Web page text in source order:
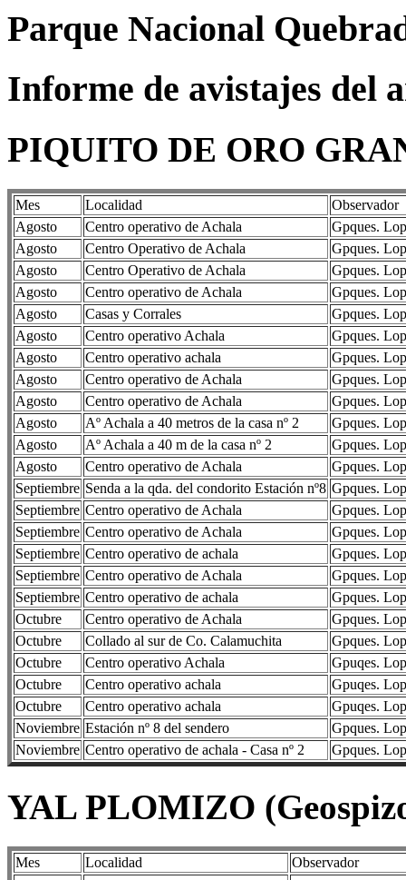
Parque Nacional
Informe de avistajes del
PIQUITO DE ORO
Mes Localidad
Observador
Agosto
Centro operativo de Achala
Gpques.
Agosto
Centro Operativo de Achala
Gpques.
Agosto
Centro Operativo de Achala
Gpques.
Agosto
Centro operativo de Achala
Gpques.
Agosto
Casas y Corrales
Gpques.
Agosto
Centro operativo Achala
Gpques.
Agosto
Centro operativo achala
Gpques.
Agosto
Centro operativo de Achala
Gpques.
Agosto
Centro operativo de Achala
Gpques.
Agosto
Aº Achala a 40 metros de la casa nº 2
Gpques.
Agosto
Aº Achala a 40 m de la casa nº 2
Gpques.
Agosto
Centro operativo de Achala
Gpques.
Septiembre Senda a la qda. del condorito Estación nº8 Gpques.
Septiembre Centro operativo de Achala
Gpques.
Septiembre Centro operativo de Achala
Gpques.
Septiembre Centro operativo de achala
Gpques.
Septiembre Centro operativo de Achala
Gpques.
Septiembre Centro operativo de achala
Gpques.
Octubre
Centro operativo de Achala
Gpques.
Octubre
Collado al sur de Co. Calamuchita
Gpques.
Octubre
Centro operativo Achala
Gpuqes.
Octubre
Centro operativo achala
Gpuqes.
Octubre
Centro operativo achala
Gpuqes.
Noviembre Estación nº 8 del sendero
Gpques.
Noviembre Centro operativo de achala - Casa nº 2 Gpques.
YAL PLOMIZO
Mes Localidad
Observador